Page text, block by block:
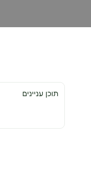
תוכן עניינים